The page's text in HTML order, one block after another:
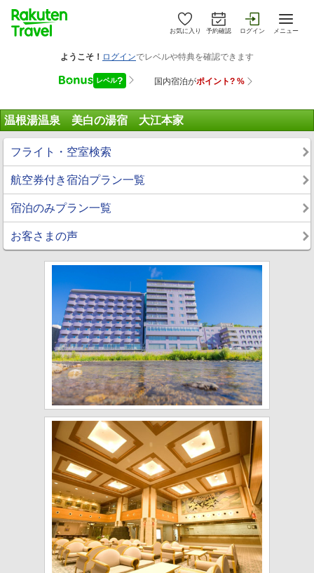
お気に入り 予約確認 ログイン メニュー
温根湯温泉 美白の湯宿 大江本家
フライト・空室検索
航空券付き宿泊プラン一覧
宿泊のみプラン一覧
お客さまの声